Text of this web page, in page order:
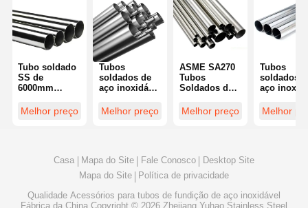
Tubo soldado
SS de
6000mm
316L 321 310S
Melhor preço
Tubos
soldados de
aço inoxidável
TP201 TP304
TP304L Ss
Melhor preço
ASME SA270
Tubos
Soldados de
Inoxidável
ASTM A270
Melhor preço
Tubos
soldados
aço
ISO11850
3mm-
Melhor
Casa Mapa do Site Fale Conosco
Desktop Site
Mapa do Site
Política de privacidade
Qualidade Acessórios para tubos de fundição de aço inoxidável
Fábrica da China.Copyright © 2026 Zhejiang Yuhao Stainless Steel